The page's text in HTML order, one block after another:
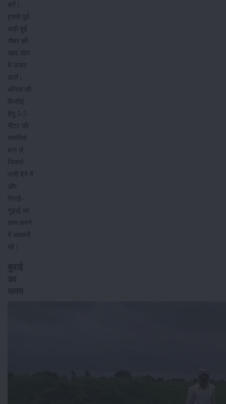
करें।
इससे पूर्व
सड़ी हुई
गोबर की
खाद खेत
में जरूर
डालें।
धनियां की
बिजाीई
हेतु 5-5
मीटर की
क्यारियां
बना लें,
जिससे
पानी देने में
और
निराई-
गुड़ाई का
काम करने
में आसानी
रहे।